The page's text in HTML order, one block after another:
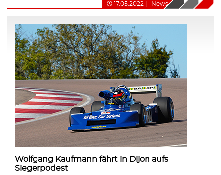
17.05.2022 News
Wolfgang Kaufmann fährt in Dijon aufs
Siegerpodest